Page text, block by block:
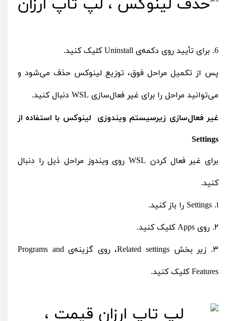
6. برای تأیید روی دکمه‌ی Uninstall کلیک کنید.
پس از تکمیل مراحل فوق، توزیع لینوکس حذف می‌شود و
می‌توانید مراحل را برای غیر فعال‌سازی WSL دنبال کنید.
غیر فعال‌سازی زیرسیستم ویندوزی لینوکس با استفاده از
Settings
برای غیر فعال کردن WSL روی ویندوز مراحل ذیل را دنبال
کنید.
۱. Settings را باز کنید.
۲. روی Apps کلیک کنید.
۳. زیر بخش Related settings، روی گزینه‌ی Programs and
Features کلیک کنید.